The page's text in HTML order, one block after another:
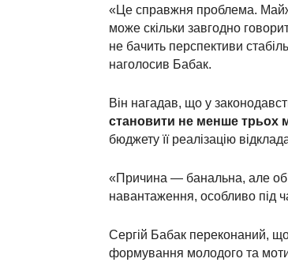
«Це справжня проблема.
може скільки завгодно
не бачить перспективи
наголосив Бабак.
Він нагадав, що у
становити не менше трьох
бюджету її реалізацію
«Причина — банальна, але
навантаження, особливо під
Сергій Бабак переконаний,
формування молодого та